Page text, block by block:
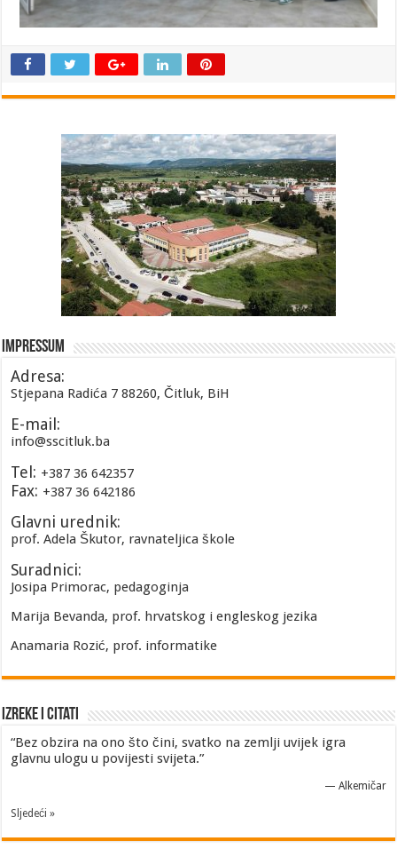
Impressum
Adresa:
Stjepana Radića 7 88260, Čitluk, BiH
E-mail:
info@sscitluk.ba
Tel: +387 36 642357
Fax: +387 36 642186
Glavni urednik:
prof. Adela Škutor, ravnateljica škole
Suradnici:
Josipa Primorac, pedagoginja
Marija Bevanda, prof. hrvatskog i engleskog jezika
Anamaria Rozić, prof. informatike
Izreke i Citati
“Bez obzira na ono što čini, svatko na zemlji uvijek igra
glavnu ulogu u povijesti svijeta.”
— Alkemičar
Sljedeći »